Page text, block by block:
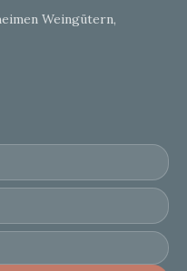
Weingütern,